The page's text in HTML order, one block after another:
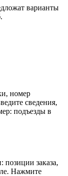
варианты
номер
сведения,
подъезды в
позиции заказа,
Нажмите